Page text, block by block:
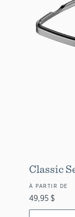
Classic
À PARTIR DE
49,95 $